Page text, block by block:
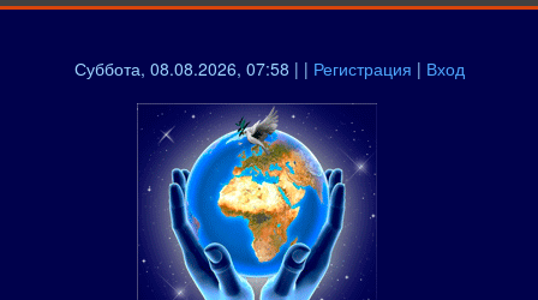
Суббота, 08.08.2026, 07:58 | | Регистрация | Вход